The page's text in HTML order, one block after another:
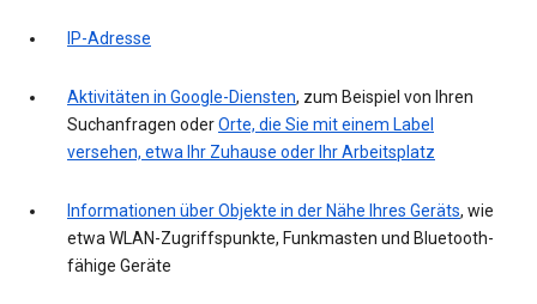
IP-Adresse
Aktivitäten in Google-Diensten, zum Beispiel von Ihren
Suchanfragen oderOrte, die Sie mit einem Label
versehen, etwa Ihr Zuhause oder Ihr Arbeitsplatz
Informationen über Objekte in der Nähe Ihres Geräts, wie
etwa WLAN-Zugriffspunkte, Funkmasten und Bluetooth-
fähige Geräte